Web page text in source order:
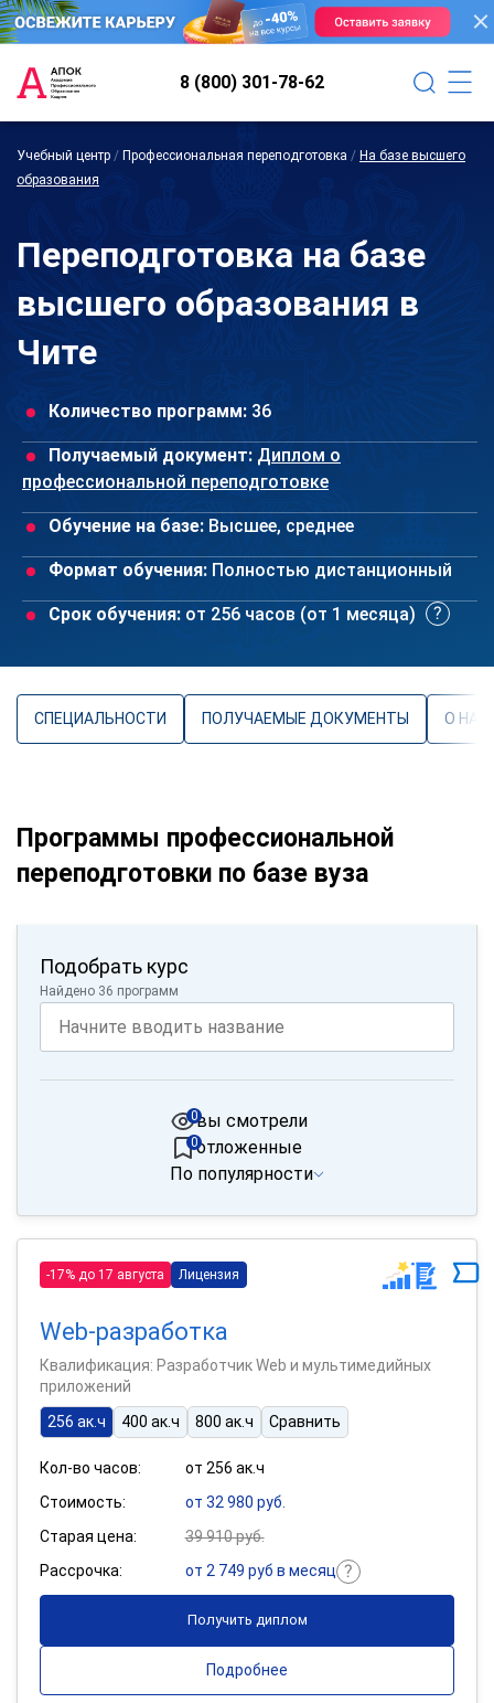
8 (800) 301-78-62
Учебный центр / Профессиональная переподготовка / На базе высшего
образования
Переподготовка на базе
высшего образования в
Чите
Количество программ: 36
Получаемый документ: Диплом о
профессиональной переподготовке
Обучение на базе: Высшее, среднее
Формат обучения: Полностью дистанционный
Срок обучения: от 256 часов (от 1 месяца)
СПЕЦИАЛЬНОСТИ ПОЛУЧАЕМЫЕ ДОКУМЕНТЫ О
Программы профессиональной
переподготовки по базе вуза
Подобрать курс
Найдено 36 программ
вы смотрели
0
отложенные
0
По популярности
-17% до 17 августа Лицензия
Web-разработка
Квалификация: Разработчик Web и мультимедийных
приложений
256 ак.ч
400 ак.ч 800 ак.ч Сравнить
Кол-во часов:
от 256 ак.ч
Стоимость:
от 32 980 руб.
Старая цена:
39 910 руб.
Рассрочка:
от 2 749 руб в месяц
Получить диплом
Подробнее